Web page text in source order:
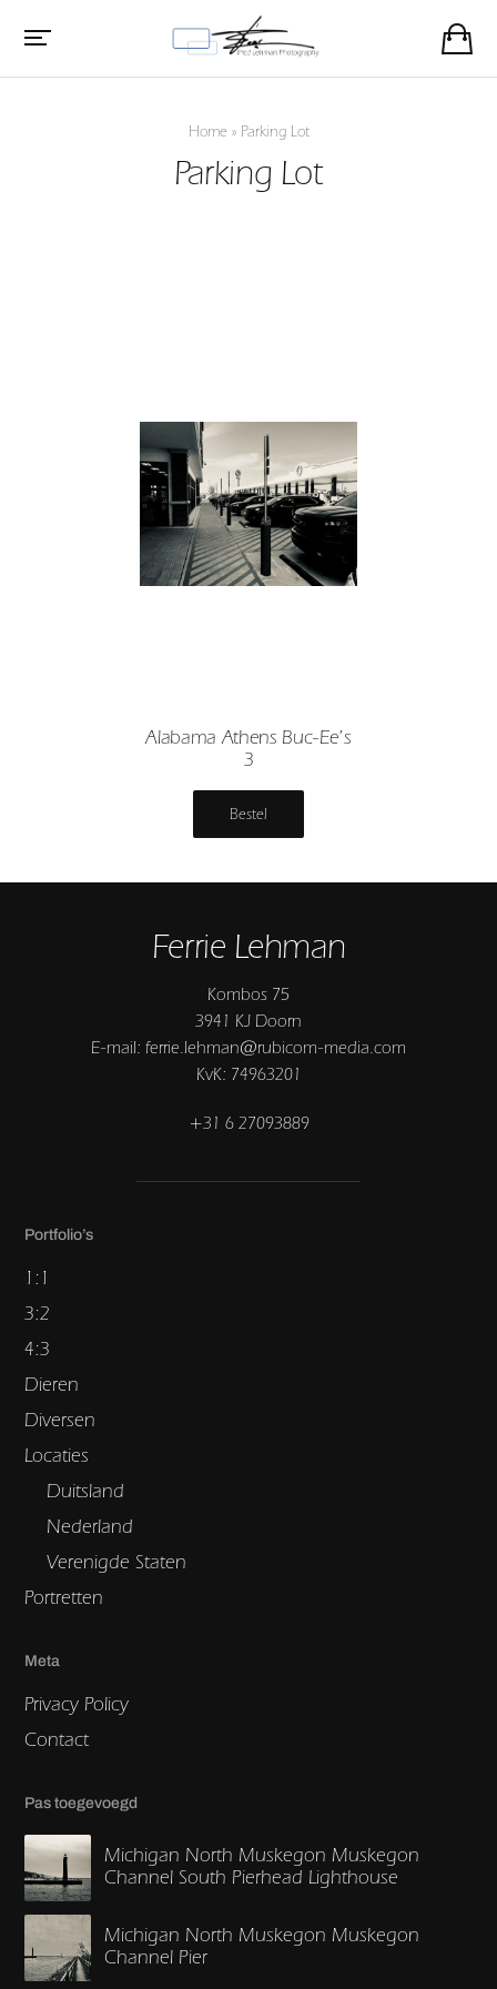
Home » Parking Lot
Parking Lot
Alabama Athens Buc-Ee’s
3
Bestel
Ferrie Lehman
Kombos 75
3941 KJ Doorn
E-mail: ferrie.lehman@rubicom-media.com
KvK: 74963201
+31 6 27093889
Portfolio’s
1:1
3:2
4:3
Dieren
Diversen
Locaties
Duitsland
Nederland
Verenigde Staten
Portretten
Meta
Privacy Policy
Contact
Pas toegevoegd
Michigan North Muskegon Muskegon
Channel South Pierhead Lighthouse
Michigan North Muskegon Muskegon
Channel Pier